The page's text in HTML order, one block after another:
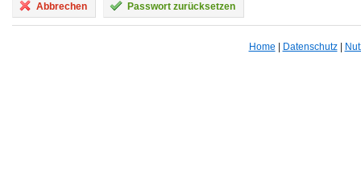
Abbrechen Passwort zurücksetzen
Home Datenschutz|